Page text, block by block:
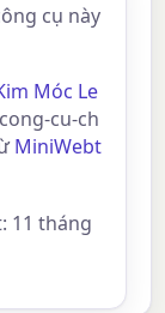
cụ này
Móc Le
cu-ch
MiniWebt
11 tháng